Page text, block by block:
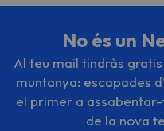
No és un
Al teu mail tindràs
muntanya: escapades
el primer a
de la nova